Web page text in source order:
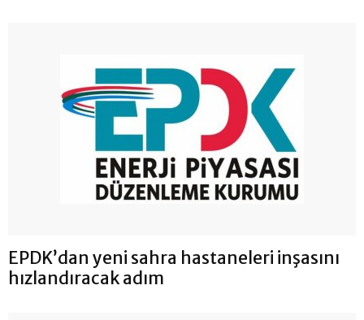
EPDK’dan yeni sahra hastaneleri inşasını
hızlandıracak adım